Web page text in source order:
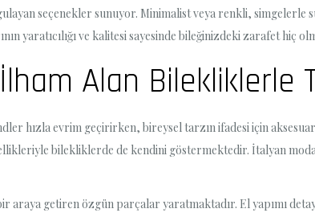
seçenekler sunuyor. Minimalist veya renkli, simgelerle
yaratıcılığı ve kalitesi sayesinde bileğinizdeki zarafet hiç
Alan Bilekliklerle
hızla evrim geçirirken, bireysel tarzın ifadesi için
bilekliklerde de kendini göstermektedir. İtalyan
araya getiren özgün parçalar yaratmaktadır. El yapımı